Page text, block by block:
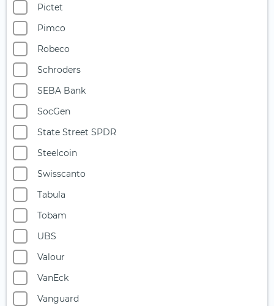
Pictet
Pimco
Robeco
Schroders
SEBA Bank
SocGen
State Street SPDR
Steelcoin
Swisscanto
Tabula
Tobam
UBS
Valour
VanEck
Vanguard